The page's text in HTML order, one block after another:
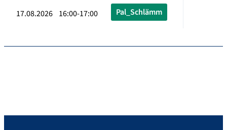
17.08.2026 16:00-17:00 Pal_Schlämm